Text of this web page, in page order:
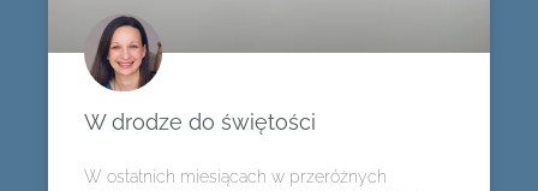
W drodze do świętości
W ostatnich miesiącach w przeróżnych